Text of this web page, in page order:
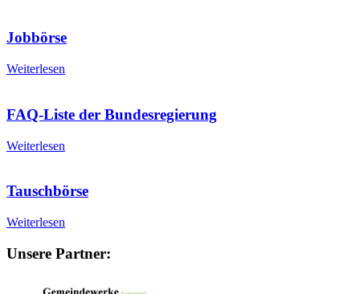
Jobbörse
Weiterlesen
FAQ-Liste der Bundesregierung
Weiterlesen
Tauschbörse
Weiterlesen
Unsere Partner: